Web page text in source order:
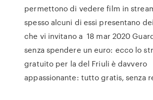
permettono di vedere film in
spesso alcuni di essi presentano
che vi invitano a 18 mar 2020
senza spendere un euro: ecco lo
gratuito per la del Friuli è davvero
appassionante: tutto gratis, senza